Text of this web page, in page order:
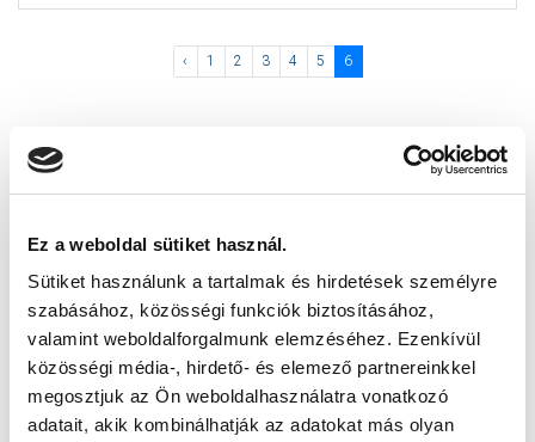
Ez a weboldal sütiket használ.
Sütiket használunk a tartalmak és hirdetések személyre
szabásához, közösségi funkciók biztosításához,
valamint weboldalforgalmunk elemzéséhez. Ezenkívül
közösségi média-, hirdető- és elemező partnereinkkel
megosztjuk az Ön weboldalhasználatra vonatkozó
adatait, akik kombinálhatják az adatokat más olyan
‹ 1 2 3 4 5 6